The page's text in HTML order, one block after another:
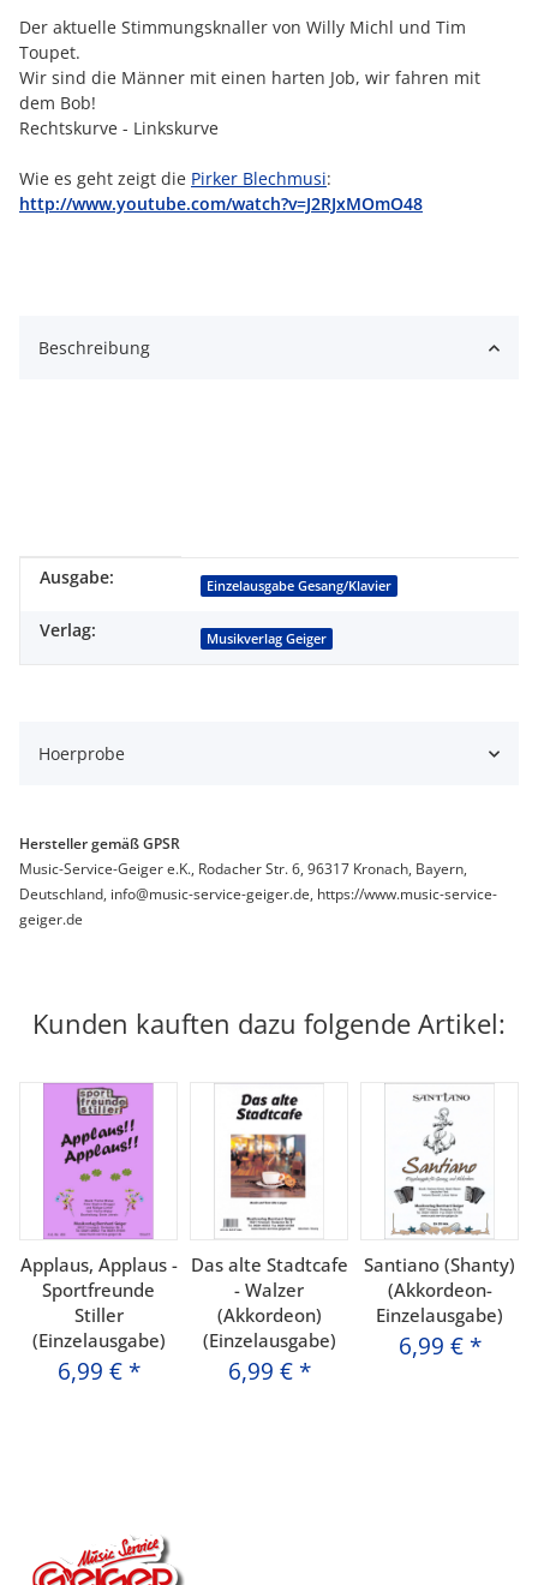
Der aktuelle Stimmungsknaller von Willy Michl und Tim
Toupet.
Wir sind die Männer mit einen harten Job, wir fahren mit
dem Bob!
Rechtskurve - Linkskurve
Wie es geht zeigt die Pirker Blechmusi:
http://www.youtube.com/watch?v=J2RJxMOmO48
Beschreibung
Produkteigenschaft
Wert
Ausgabe: Einzelausgabe Gesang/Klavier
Verlag: Musikverlag Geiger
Hoerprobe
Hersteller gemäß GPSR
Music-Service-Geiger e.K., Rodacher Str. 6, 96317 Kronach, Bayern,
Deutschland, info@music-service-geiger.de, https://www.music-service-
geiger.de
Kunden kauften dazu folgende Artikel:
Applaus, Applaus -
Sportfreunde
Stiller
(Einzelausgabe)
6,99 € *
Das alte Stadtcafe
- Walzer
(Akkordeon)
(Einzelausgabe)
6,99 € *
Santiano (Shanty)
(Akkordeon-
Einzelausgabe)
6,99 € *